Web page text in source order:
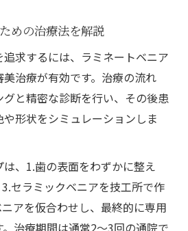
めの治療法を解説
求するには、ラミネートベニア
治療が有効です。治療の流れ
と精密な診断を行い、その後患
形状をシミュレーションしま
、1.歯の表面をわずかに整え
セラミックベニアを技工所で作
アを仮合わせし、最終的に専用
治療期間は通常2〜3回の通院で